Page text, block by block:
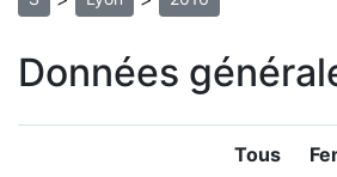
Données
Tous